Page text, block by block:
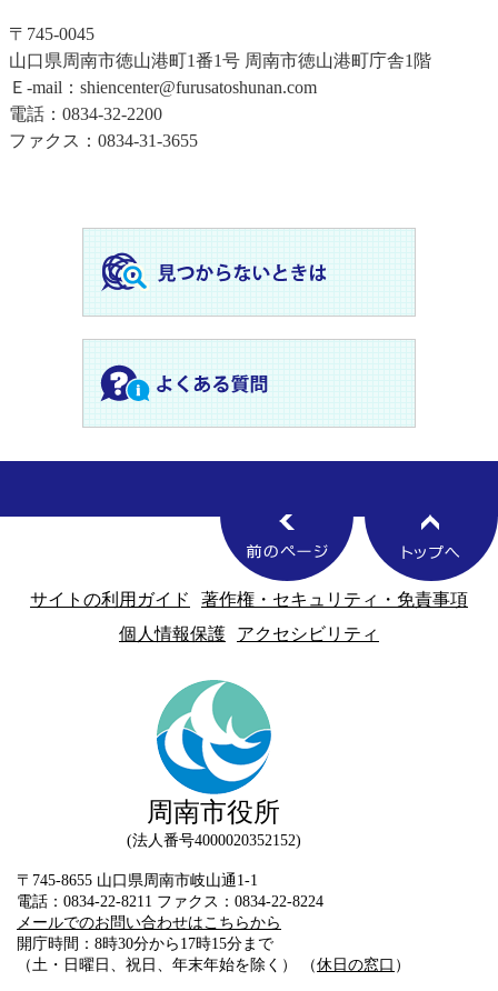
〒745-0045
山口県周南市徳山港町1番1号 周南市徳山港町庁舎1階
Ｅ-mail：shiencenter@furusatoshunan.com
電話：0834-32-2200
ファクス：0834-31-3655
サイトの利用ガイド
著作権・セキュリティ・免責事項
個人情報保護
アクセシビリティ
周南市役所
法人番号4000020352152
〒745-8655 山口県周南市岐山通1-1
電話：0834-22-8211 ファクス：0834-22-8224
メールでのお問い合わせはこちらから
開庁時間：8時30分から17時15分まで
（土・日曜日、祝日、年末年始を除く） （休日の窓口 ）